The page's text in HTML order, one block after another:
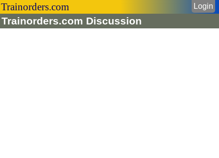
Trainorders.com
Trainorders.com Discussion
Login